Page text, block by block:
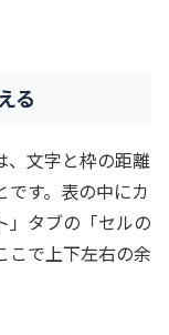
る
、文字と枠の距離
です。表の中にカ
」タブの「セルの
こで上下左右の余